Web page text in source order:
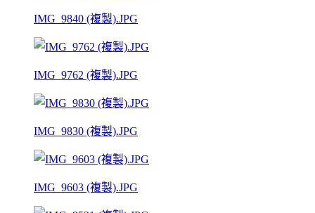
IMG_9840 (複製).JPG
IMG_9762 (複製).JPG
IMG_9830 (複製).JPG
IMG_9603 (複製).JPG